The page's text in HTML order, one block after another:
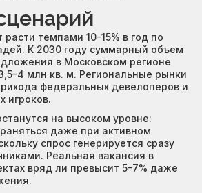
темпами 10–15% в год по
К 2030 году суммарный объем
в Московском регионе
млн кв. м. Региональные рынки
федеральных девелоперов и
игроков.
на высоком уровне:
даже при активном
спрос генерируется сразу
Реальная вакансия в
вряд ли превысит 5–7% даже